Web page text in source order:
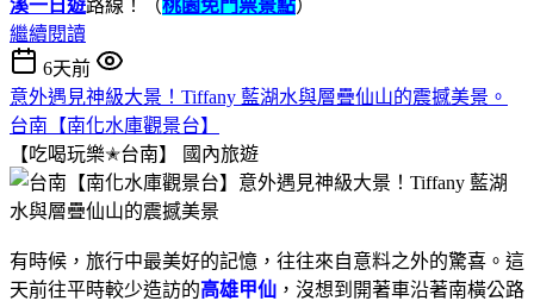
溪一日遊路線！（桃園免門票景點）
繼續閱讀
6天前
意外遇見神級大景！Tiffany 藍湖水與層疊仙山的震撼美景。
台南【南化水庫觀景台】
【吃喝玩樂✭台南】
國內旅遊
有時候，旅行中最美好的記憶，往往來自意料之外的驚喜。這
天前往平時較少造訪的高雄甲仙 ，沒想到開著車沿著南橫公路